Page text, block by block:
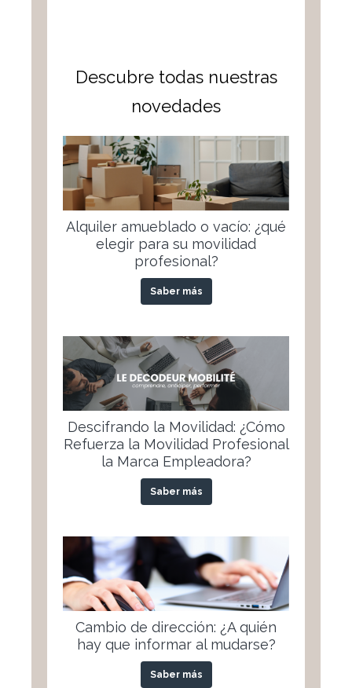
Descubre todas nuestras
novedades
Alquiler amueblado o vacío: ¿qué
elegir para su movilidad
profesional?
Saber más
Descifrando la Movilidad: ¿Cómo
Refuerza la Movilidad Profesional
la Marca Empleadora?
Saber más
Cambio de dirección: ¿A quién
hay que informar al mudarse?
Saber más